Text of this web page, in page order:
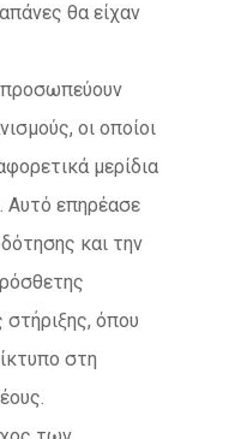
θα είχαν
οι οποίοι
μερίδια
Αυτό επηρέασε
και την
στήριξης, όπου
στη